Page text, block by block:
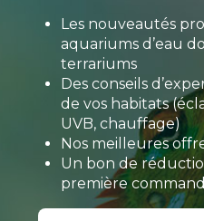
Les nouveautés
aquariums d’eau
terrariums
Des conseils
de vos habitats
UVB, chauffage)
Nos meilleures
Un bon de
première